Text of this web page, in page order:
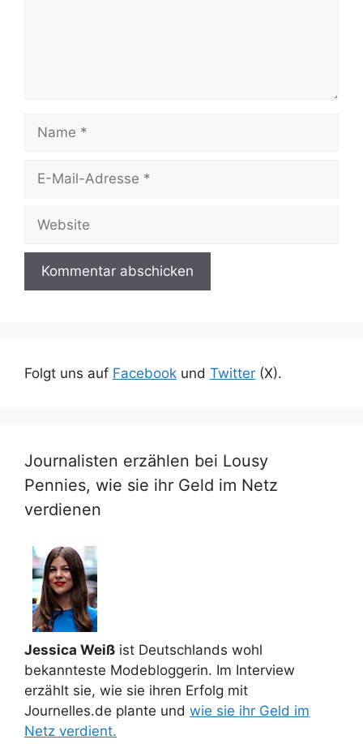
Name
Website
Folgt uns auf Facebook und Twitter (X).
Journalisten erzählen bei Lousy
Pennies, wie sie ihr Geld im Netz
verdienen
Jessica Weiß ist Deutschlands wohl
bekannteste Modebloggerin. Im Interview
erzählt sie, wie sie ihren Erfolg mit
Journelles.de plante und wie sie ihr Geld im
Netz verdient.